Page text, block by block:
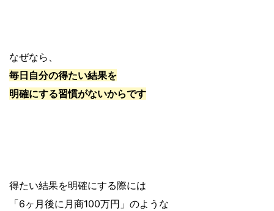
なぜなら、
毎日自分の得たい結果を
明確にする習慣がないからです
得たい結果を明確にする際には
「6ヶ月後に月商100万円」のような